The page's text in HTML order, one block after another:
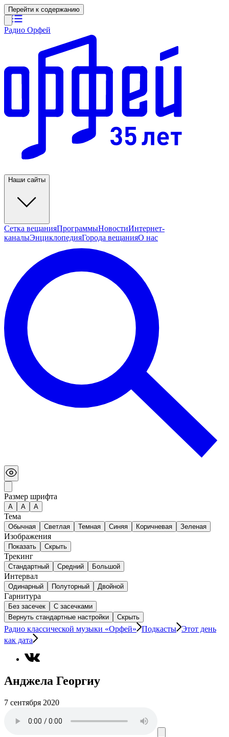
Перейти к содержанию
Радио Орфей
Наши сайты
Сетка вещанияПрограммыНовостиИнтернет-
каналыЭнциклопедияГорода вещанияО нас
Размер шрифта
А A A
Тема
Обычная Светлая Темная Синяя Коричневая Зеленая
Изображения
Показать Скрыть
Трекинг
Стандартный Средний Большой
Интервал
Одинарный Полуторный Двойной
Гарнитура
Без засечек
С засечками
Вернуть стандартные настройки
Скрыть
Радио классической музыки «Орфей» Подкасты Этот день
как дата
Анджела Георгиу
7 сентября 2020